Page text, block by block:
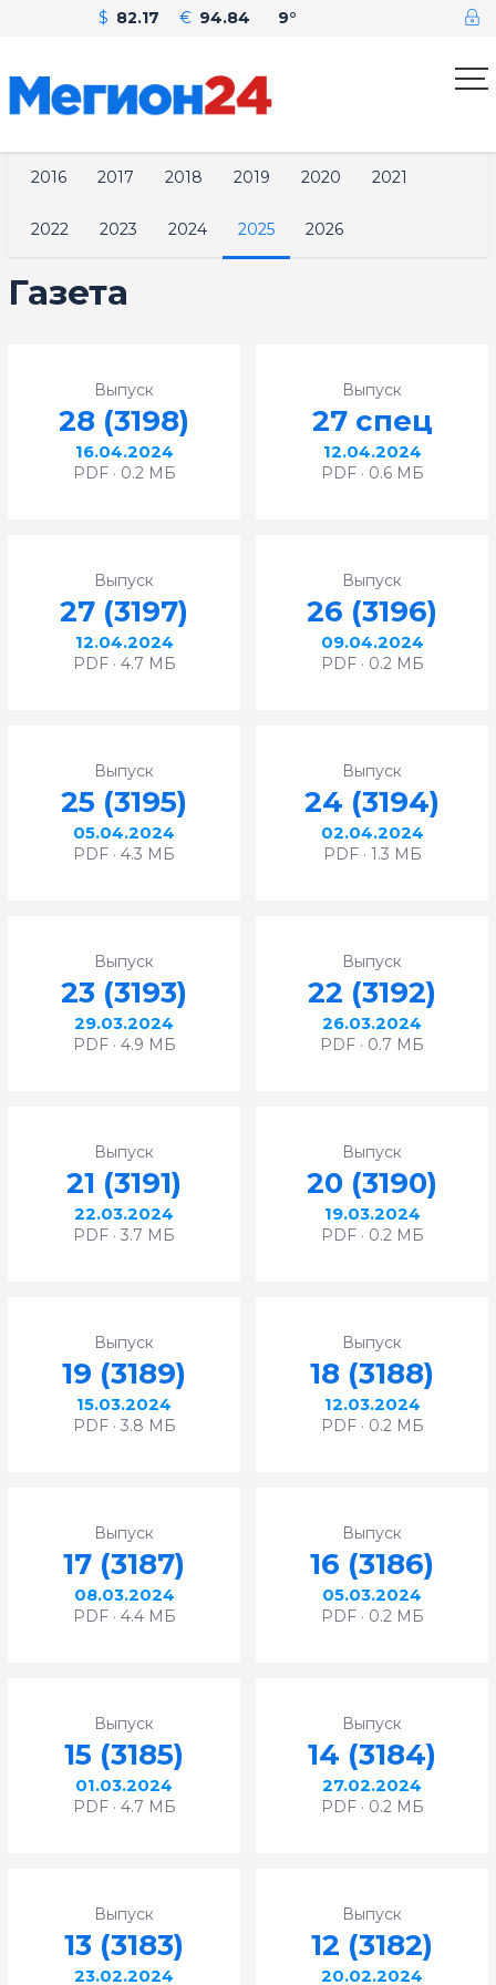
$ 82.17 € 94.84 9°
2016 2017 2018 2019 2020 2021
2022 2023 2024 2025 2026
Газета
Выпуск
28 (3198)
16.04.2024
PDF · 0.2 МБ
Выпуск
27 спец
12.04.2024
PDF · 0.6 МБ
Выпуск
27 (3197)
12.04.2024
PDF · 4.7 МБ
Выпуск
26 (3196)
09.04.2024
PDF · 0.2 МБ
Выпуск
25 (3195)
05.04.2024
PDF · 4.3 МБ
Выпуск
24 (3194)
02.04.2024
PDF · 1.3 МБ
Выпуск
23 (3193)
29.03.2024
PDF · 4.9 МБ
Выпуск
22 (3192)
26.03.2024
PDF · 0.7 МБ
Выпуск
21 (3191)
22.03.2024
PDF · 3.7 МБ
Выпуск
20 (3190)
19.03.2024
PDF · 0.2 МБ
Выпуск
19 (3189)
15.03.2024
PDF · 3.8 МБ
Выпуск
18 (3188)
12.03.2024
PDF · 0.2 МБ
Выпуск
17 (3187)
08.03.2024
PDF · 4.4 МБ
Выпуск
16 (3186)
05.03.2024
PDF · 0.2 МБ
Выпуск
15 (3185)
01.03.2024
PDF · 4.7 МБ
Выпуск
14 (3184)
27.02.2024
PDF · 0.2 МБ
Выпуск
13 (3183)
23.02.2024
Выпуск
12 (3182)
20.02.2024